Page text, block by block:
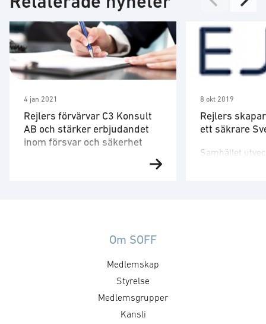
4 jan 2021
Rejlers förvärvar C3 Konsult
AB och stärker erbjudandet
inom försvar och säkerhet
medarbetare med gedigen
verksamhetsområdet
ledningssystem och företaget är
en väletablerad aktör med högt
8 okt 2019
Rejlers
ett säkrare
Samhället
Om SOFF
Medlemskap
Styrelse
Medlemsgrupper
Kansli